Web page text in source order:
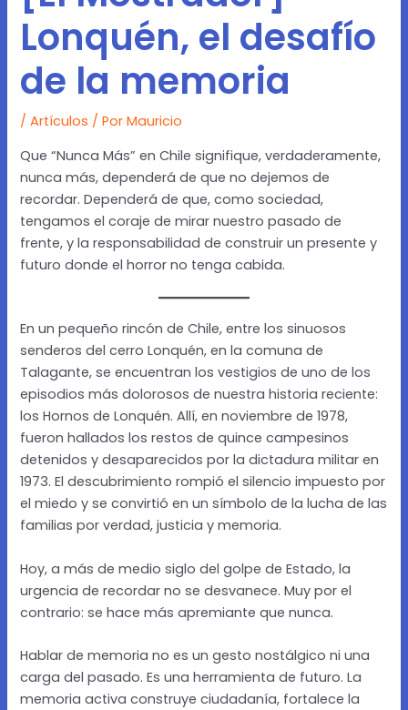
Lonquén, el desafío
de la memoria
/Artículos / PorMauricio
Que “Nunca Más” en Chile signifique, verdaderamente,
nunca más, dependerá de que no dejemos de
recordar. Dependerá de que, como sociedad,
tengamos el coraje de mirar nuestro pasado de
frente, y la responsabilidad de construir un presente y
futuro donde el horror no tenga cabida.
En un pequeño rincón de Chile, entre los sinuosos
senderos del cerro Lonquén, en la comuna de
Talagante, se encuentran los vestigios de uno de los
episodios más dolorosos de nuestra historia reciente:
los Hornos de Lonquén. Allí, en noviembre de 1978,
fueron hallados los restos de quince campesinos
detenidos y desaparecidos por la dictadura militar en
1973. El descubrimiento rompió el silencio impuesto por
el miedo y se convirtió en un símbolo de la lucha de las
familias por verdad, justicia y memoria.
Hoy, a más de medio siglo del golpe de Estado, la
urgencia de recordar no se desvanece. Muy por el
contrario: se hace más apremiante que nunca.
Hablar de memoria no es un gesto nostálgico ni una
carga del pasado. Es una herramienta de futuro. La
memoria activa construye ciudadanía, fortalece la